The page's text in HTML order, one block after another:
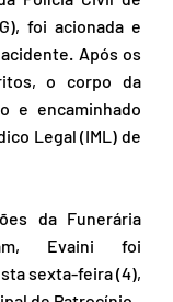
foi acionada e
Após os
o corpo da
e encaminhado
Legal (IML) de
da Funerária
Evaini foi
sexta-feira (4),